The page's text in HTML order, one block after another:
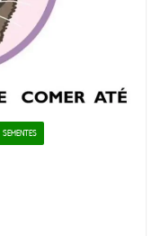
SEMENTES